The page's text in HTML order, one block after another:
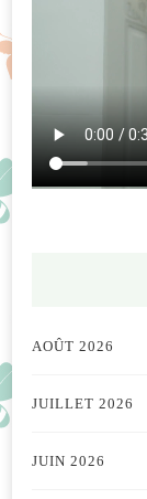
AOÛT 2026
JUILLET 2026
JUIN 2026